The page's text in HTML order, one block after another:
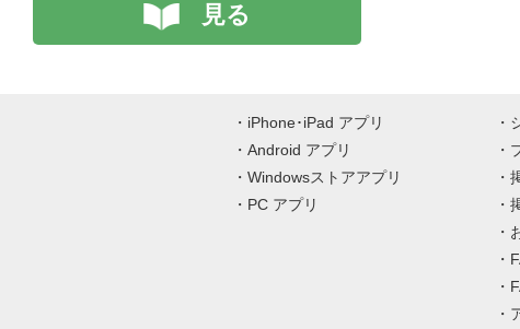
見る
iPhone･iPad アプリ
Android アプリ
Windowsストアアプリ
PC アプリ